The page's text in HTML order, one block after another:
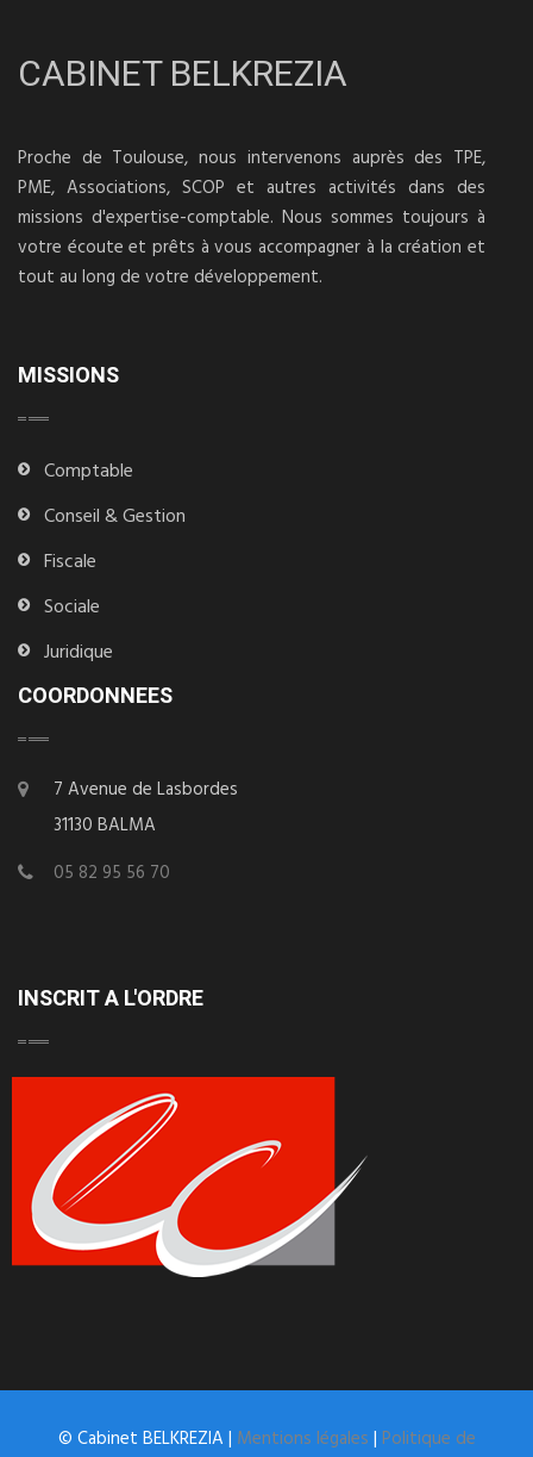
CABINET BELKREZIA
Proche de Toulouse, nous intervenons auprès des TPE,
PME, Associations, SCOP et autres activités dans des
missions d'expertise-comptable. Nous sommes toujours à
votre écoute et prêts à vous accompagner à la création et
tout au long de votre développement.
MISSIONS
Comptable
Conseil & Gestion
Fiscale
Sociale
Juridique
COORDONNEES
7 Avenue de Lasbordes
31130 BALMA
05 82 95 56 70
INSCRIT A L'ORDRE
© Cabinet BELKREZIA | Mentions légales| Politique de